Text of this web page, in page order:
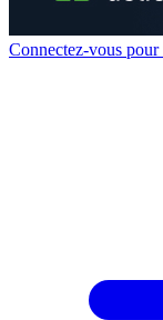
Connectez-vous